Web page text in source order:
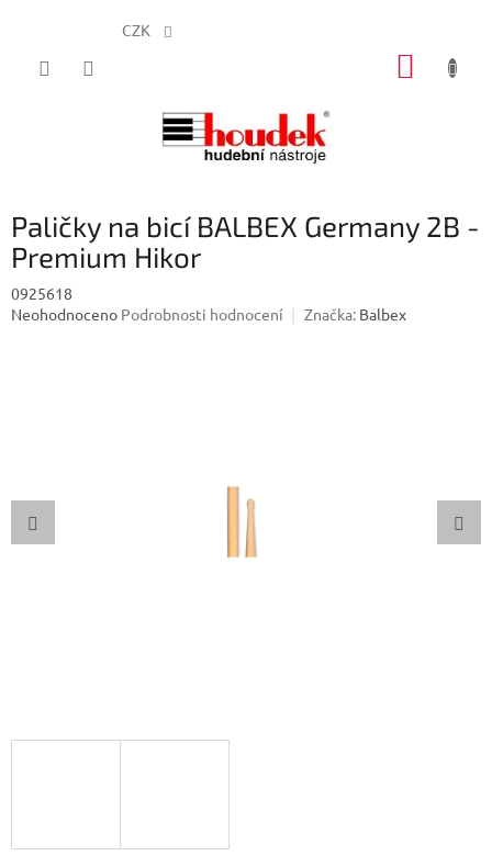
CZK
Paličky na bicí BALBEX Germany 2B -
Premium Hikor
0925618
Průměrné
Neohodnoceno Podrobnosti hodnocení Značka: Balbex